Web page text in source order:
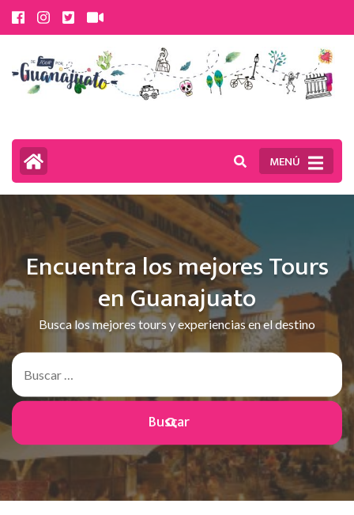
Saltar
al
contenido
(presiona
tecla
Intro)
MENÚ
Encuentra los mejores Tours
en Guanajuato
Busca los mejores tours y experiencias en el destino
Buscar: